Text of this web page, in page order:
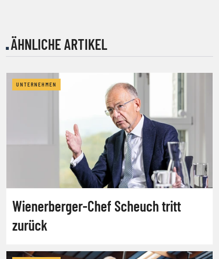
ÄHNLICHE ARTIKEL
UNTERNEHMEN
Wienerberger-Chef Scheuch tritt
zurück